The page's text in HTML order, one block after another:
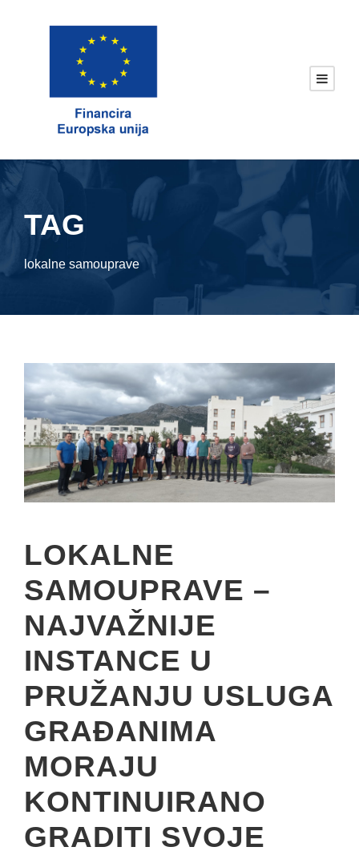
TAG
lokalne samouprave
LOKALNE
SAMOUPRAVE –
NAJVAŽNIJE
INSTANCE U
PRUŽANJU USLUGA
GRAĐANIMA
MORAJU
KONTINUIRANO
GRADITI SVOJE